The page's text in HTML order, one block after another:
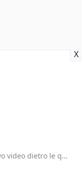
X
Echo: un nuovo video dietro le quinte mostra alcune scene d'azione della serie Marvel